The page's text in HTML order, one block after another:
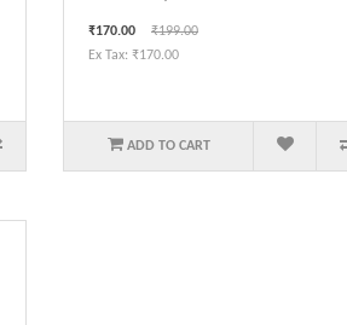
₹170.00
₹199.00
Ex Tax: ₹170.00
ADD TO CART